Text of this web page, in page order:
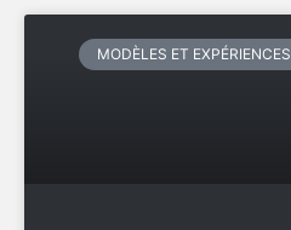
MODÈLES ET EXPÉRIENCES